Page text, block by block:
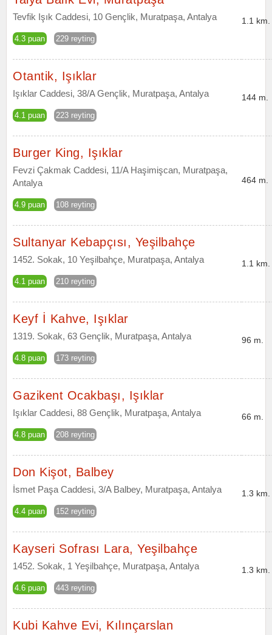
Tevfik Işık Caddesi, 10 Gençlik, Muratpaşa, Antalya
4.3 puan 229 reyting
1.1 km.
Otantik, Işıklar
Işıklar Caddesi, 38/A Gençlik, Muratpaşa, Antalya
4.1 puan 223 reyting
144 m.
Burger King, Işıklar
Fevzi Çakmak Caddesi, 11/A Haşimişcan, Muratpaşa,
Antalya
4.9 puan 108 reyting
464 m.
Sultanyar Kebapçısı, Yeşilbahçe
1452. Sokak, 10 Yeşilbahçe, Muratpaşa, Antalya
4.1 puan 210 reyting
1.1 km.
Keyf İ Kahve, Işıklar
1319. Sokak, 63 Gençlik, Muratpaşa, Antalya
4.8 puan 173 reyting
96 m.
Gazikent Ocakbaşı, Işıklar
Işıklar Caddesi, 88 Gençlik, Muratpaşa, Antalya
4.8 puan 208 reyting
66 m.
Don Kişot, Balbey
İsmet Paşa Caddesi, 3/A Balbey, Muratpaşa, Antalya
4.4 puan 152 reyting
1.3 km.
Kayseri Sofrası Lara, Yeşilbahçe
1452. Sokak, 1 Yeşilbahçe, Muratpaşa, Antalya
4.6 puan 443 reyting
1.3 km.
Kubi Kahve Evi, Kılınçarslan